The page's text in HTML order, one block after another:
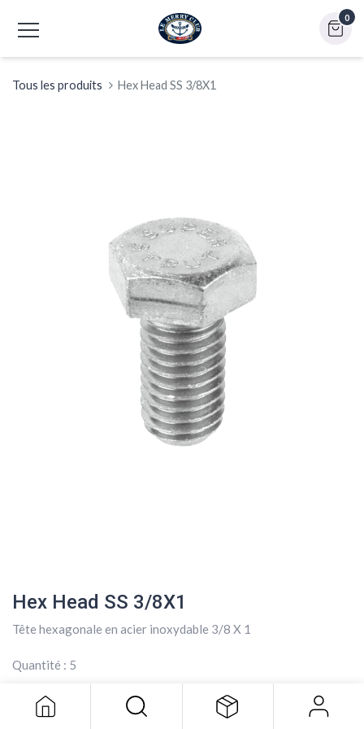
0
Tous les produits Hex Head SS 3/8X1
Hex Head SS 3/8X1
Tête hexagonale en acier inoxydable 3/8 X 1
Quantité : 5
4,00$
Hex Head SS 3/8X1